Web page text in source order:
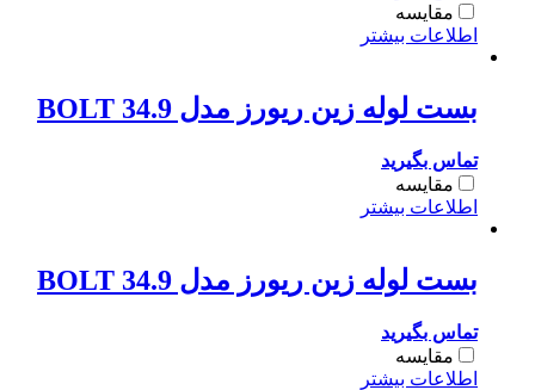
مقایسه
اطلاعات بیشتر
بست لوله زین ریورز مدل BOLT 34.9
تماس بگیرید
مقایسه
اطلاعات بیشتر
بست لوله زین ریورز مدل BOLT 34.9
تماس بگیرید
مقایسه
اطلاعات بیشتر